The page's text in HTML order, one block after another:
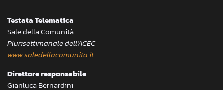
Testata Telematica
Sale della Comunità
Plurisettimanale dell’ACEC
www.saledellacomunita.it
Direttore responsabile
Gianluca Bernardini